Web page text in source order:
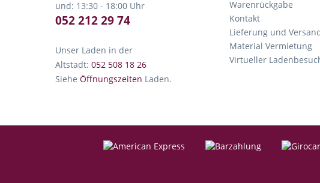
und: 13:30 - 18:00 Uhr
052 212 29 74
Unser Laden in der
Altstadt: 052 508 18 26
Siehe Öffnungszeiten Laden.
Warenrückgabe
Kontakt
Lieferung und
Material Vermietung
Virtueller